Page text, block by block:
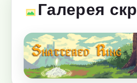
Галерея